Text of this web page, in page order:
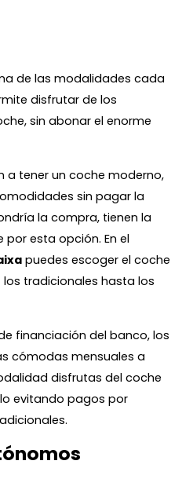
de las modalidades cada
disfrutar de los
sin abonar el enorme
a tener un coche moderno,
sin pagar la
la compra, tienen la
esta opción. En el
puedes escoger el coche
tradicionales hasta los
financiación del banco, los
cómodas mensuales a
disfrutas del coche
evitando pagos por